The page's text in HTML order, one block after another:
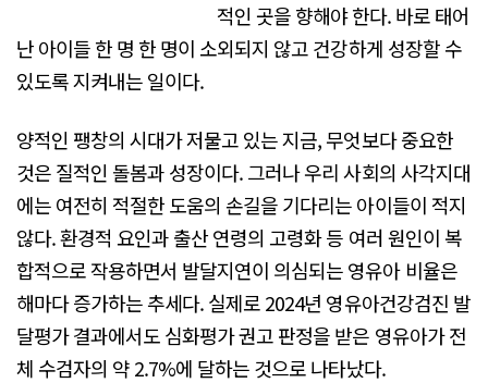
적인 곳을 향해야 한다. 바로 태어
난 아이들 한 명 한 명이 소외되지 않고 건강하게 성장할 수
있도록 지켜내는 일이다.
양적인 팽창의 시대가 저물고 있는 지금, 무엇보다 중요한
것은 질적인 돌봄과 성장이다. 그러나 우리 사회의 사각지대
에는 여전히 적절한 도움의 손길을 기다리는 아이들이 적지
않다. 환경적 요인과 출산 연령의 고령화 등 여러 원인이 복
합적으로 작용하면서 발달지연이 의심되는 영유아 비율은
해마다 증가하는 추세다. 실제로 2024년 영유아건강검진 발
달평가 결과에서도 심화평가 권고 판정을 받은 영유아가 전
체 수검자의 약 2.7%에 달하는 것으로 나타났다.